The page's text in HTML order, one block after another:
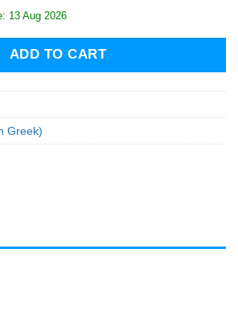
13 Aug 2026
ADD TO CART
Greek)